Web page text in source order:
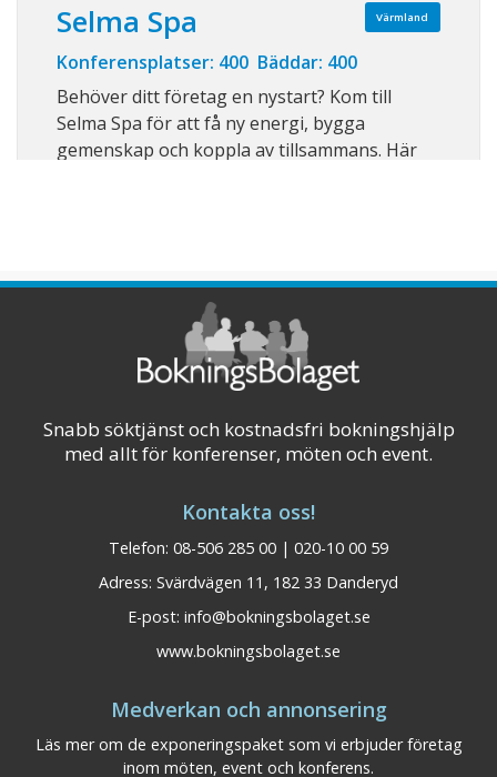
Värmland
Selma Spa
Konferensplatser: 400 Bäddar: 400
Behöver ditt företag en nystart? Kom till
Selma Spa för att få ny energi, bygga
gemenskap och koppla av tillsammans. Här
med dansgolv och ...
Snabb söktjänst och kostnadsfri bokningshjälp
med allt för konferenser, möten och event.
Kontakta oss!
Telefon: 08-506 285 00 | 020-10 00 59
Adress: Svärdvägen 11, 182 33 Danderyd
E-post: info@bokningsbolaget.se
www.bokningsbolaget.se
Medverkan och annonsering
Läs mer om de exponeringspaket som vi erbjuder företag
inom möten, event och konferens.